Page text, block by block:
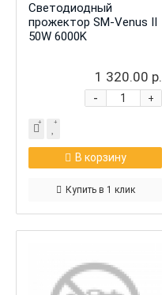
Светодиодный
прожектор SM-Venus II
50W 6000K
1 320.00 р.
+
-
В корзину
Купить в 1 клик